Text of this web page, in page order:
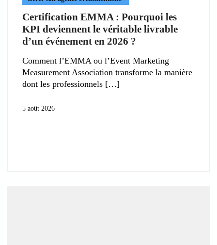
Certification EMMA : Pourquoi les
KPI deviennent le véritable livrable
d’un événement en 2026 ?
Comment l’EMMA ou l’Event Marketing
Measurement Association transforme la manière
dont les professionnels
5 août 2026